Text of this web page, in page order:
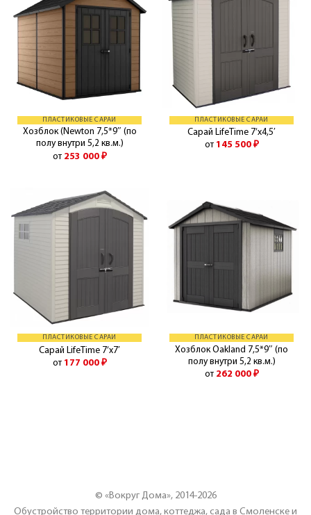
ПЛАСТИКОВЫЕ САРАИ
Хозблок (Newton 7,5*9″ (по
полу внутри 5,2 кв.м.)
от 253 000 ₽
ПЛАСТИКОВЫЕ САРАИ
Сарай LifeTime 7’x4,5′
от 145 500 ₽
ПЛАСТИКОВЫЕ САРАИ
Сарай LifeTime 7’x7′
от 177 000 ₽
ПЛАСТИКОВЫЕ САРАИ
Хозблок Oakland 7,5*9″ (по
полу внутри 5,2 кв.м.)
от 262 000 ₽
© «Вокруг Дома», 2014-2026
Обустройство территории дома, коттеджа, сада в Смоленске и